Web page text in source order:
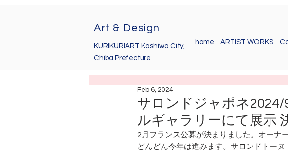
Art & Design
KURIKURIART Kashiwa City,
Chiba Prefecture
home ARTIST WORKS
サロンドジャポネ
ルギャラリーにて展示
Feb 6, 2024
2月フランス公募が決まりました。オーナ
どんどん今年は進みます。サロンドトーヌ